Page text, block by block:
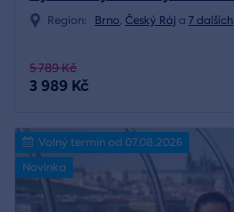
Region: Brno, Český Ráj a 7 dalších
5 789 Kč
3 989 Kč
Volný termín od 07.08.2026
Novinka